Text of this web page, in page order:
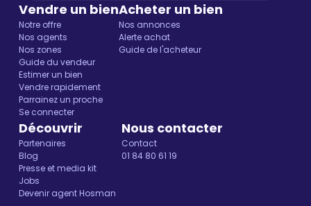
Vendre un bien
Notre offre
Nos agents
Nos zones
Guide du vendeur
Estimer un bien
Vendre rapidement
Parrainez un proche
Se connecter
Acheter un bien
Nos annonces
Alerte achat
Guide de l'acheteur
Découvrir
Partenaires
Blog
Presse et media kit
Jobs
Devenir agent Hosman
Nous contacter
Contact
01 84 80 61 19